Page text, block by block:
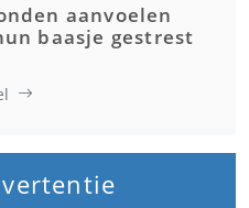
aanvoelen
baasje gestrest